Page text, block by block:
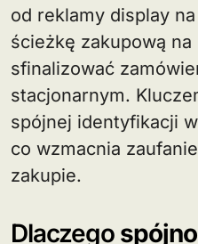
od reklamy display
ścieżkę zakupową
sfinalizować
stacjonarnym.
spójnej identyfikacji
co wzmacnia
zakupie.
Dlaczego